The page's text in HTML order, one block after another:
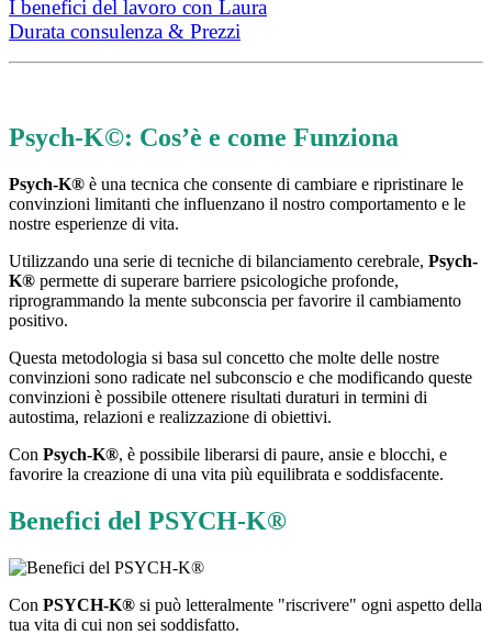
I benefici del lavoro con Laura
Durata consulenza & Prezzi
Psych-K©: Cos’è e come Funziona
Psych-K® è una tecnica che consente di cambiare e ripristinare le
convinzioni limitanti che influenzano il nostro comportamento e le
nostre esperienze di vita.
Utilizzando una serie di tecniche di bilanciamento cerebrale, Psych-
K® permette di superare barriere psicologiche profonde,
riprogrammando la mente subconscia per favorire il cambiamento
positivo.
Questa metodologia si basa sul concetto che molte delle nostre
convinzioni sono radicate nel subconscio e che modificando queste
convinzioni è possibile ottenere risultati duraturi in termini di
autostima, relazioni e realizzazione di obiettivi.
Con Psych-K®, è possibile liberarsi di paure, ansie e blocchi, e
favorire la creazione di una vita più equilibrata e soddisfacente.
Benefici del PSYCH-K®
Con PSYCH-K® si può letteralmente "riscrivere" ogni aspetto della
tua vita di cui non sei soddisfatto.